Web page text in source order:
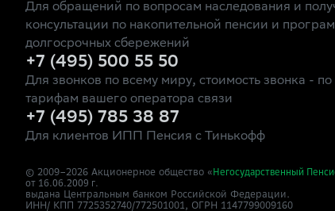
Для обращений по вопросам наследования и
консультации по накопительной пенсии и
долгосрочных сбережений
+7 (495) 500 55 50
Для звонков по всему миру, стоимость звонка - по
тарифам вашего оператора связи
+7 (495) 785 38 87
Для клиентов ИПП Пенсия с Тинькофф
© 2009–2026 Акционерное общество «Негосударственный
от 16.06.2009 г.
выдана Центральным банком Российской Федерации.
ИНН/ КПП 7725352740/772501001, ОГРН 1147799009160